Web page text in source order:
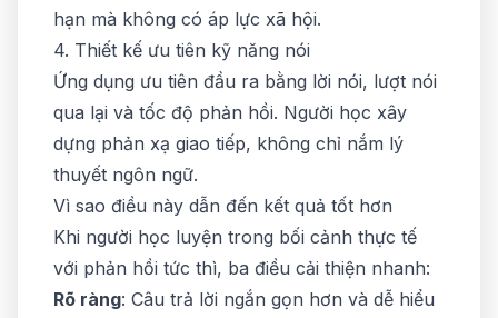
hạn mà không có áp lực xã hội.
4. Thiết kế ưu tiên kỹ năng nói
Ứng dụng ưu tiên đầu ra bằng lời nói, lượt nói
qua lại và tốc độ phản hồi. Người học xây
dựng phản xạ giao tiếp, không chỉ nắm lý
thuyết ngôn ngữ.
Vì sao điều này dẫn đến kết quả tốt hơn
Khi người học luyện trong bối cảnh thực tế
với phản hồi tức thì, ba điều cải thiện nhanh:
Rõ ràng: Câu trả lời ngắn gọn hơn và dễ hiểu